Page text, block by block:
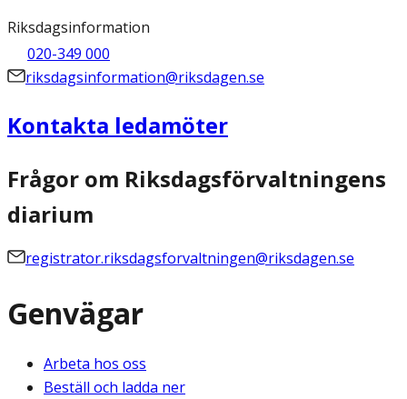
Riksdagsinformation
020-349 000
riksdagsinformation@riksdagen.se
Kontakta ledamöter
Frågor om Riksdagsförvaltningens
diarium
registrator.riksdagsforvaltningen@riksdagen.se
Genvägar
Arbeta hos oss
Beställ och ladda ner